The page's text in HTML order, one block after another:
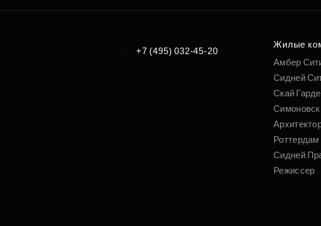
+7 (495) 032-45-20
Жилые
Амбер
Сидней
Скай
Роттердам
Сидней
Режиссер